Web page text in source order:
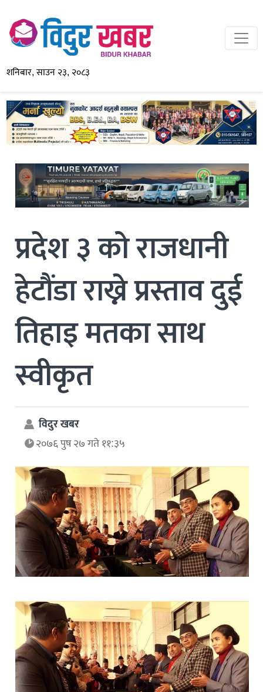
शनिबार, साउन २३, २०८३
प्रदेश ३ को राजधानी
हेटौंडा राख्ने प्रस्ताव दुई
तिहाइ मतका साथ
स्वीकृत
विदुर खबर
२०७६ पुष २७ गते ११:३५